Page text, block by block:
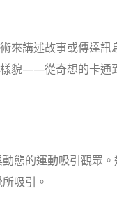
來講述故事或傳達訊
貌——從奇想的卡通
態的運動吸引觀眾
吸引。